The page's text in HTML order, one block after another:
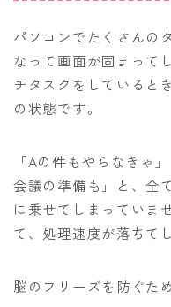
パソコンでたくさんの
なって画面が固まって
チタスクをしていると
の状態です。
「Aの件もやらなきゃ
会議の準備も」と、全
に乗せてしまっていま
て、処理速度が落ちて
脳のフリーズを防ぐた